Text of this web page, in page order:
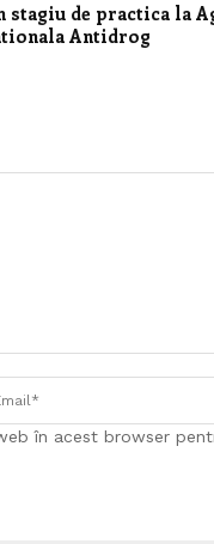
stagiu de practica la
Antidrog
în acest browser